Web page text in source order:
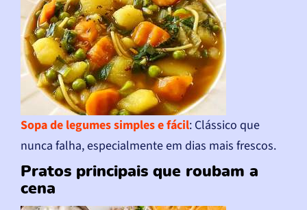
Sopa de legumes simples e fácil: Clássico que
nunca falha, especialmente em dias mais frescos.
Pratos principais que roubam a
cena